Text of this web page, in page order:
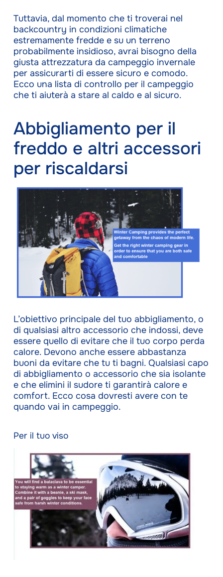
Tuttavia, dal momento che ti troverai nel
backcountry in condizioni climatiche
estremamente fredde e su un terreno
probabilmente insidioso, avrai bisogno della
giusta attrezzatura da campeggio invernale
per assicurarti di essere sicuro e comodo.
Ecco una lista di controllo per il campeggio
che ti aiuterà a stare al caldo e al sicuro.
Abbigliamento per il
freddo e altri accessori
per riscaldarsi
L’obiettivo principale del tuo abbigliamento, o
di qualsiasi altro accessorio che indossi, deve
essere quello di evitare che il tuo corpo perda
calore. Devono anche essere abbastanza
buoni da evitare che tu ti bagni. Qualsiasi capo
di abbigliamento o accessorio che sia isolante
e che elimini il sudore ti garantirà calore e
comfort. Ecco cosa dovresti avere con te
quando vai in campeggio.
Per il tuo viso